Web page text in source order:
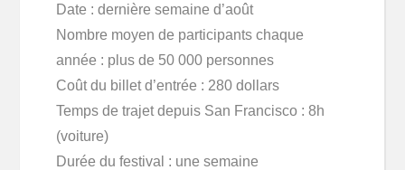
Date : dernière semaine d’août
Nombre moyen de participants chaque
année : plus de 50 000 personnes
Coût du billet d’entrée : 280 dollars
Temps de trajet depuis San Francisco : 8h
(voiture)
Durée du festival : une semaine